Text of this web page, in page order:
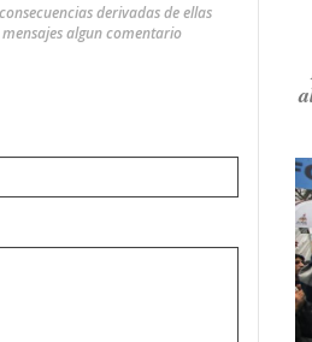
derivadas de ellas
algun comentario